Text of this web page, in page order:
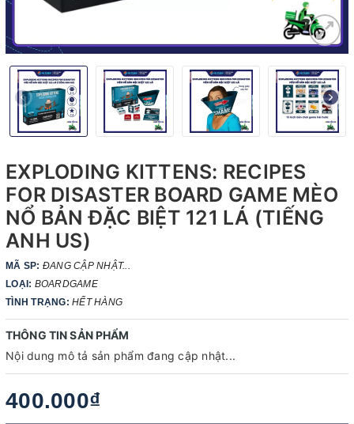
EXPLODING KITTENS: RECIPES
FOR DISASTER BOARD GAME MÈO
NỔ BẢN ĐẶC BIỆT 121 LÁ (TIẾNG
ANH US)
MÃ SP: ĐANG CẬP NHẬT...
LOẠI: BOARDGAME
TÌNH TRẠNG: HẾT HÀNG
THÔNG TIN SẢN PHẨM
Nội dung mô tả sản phẩm đang cập nhật...
400.000₫